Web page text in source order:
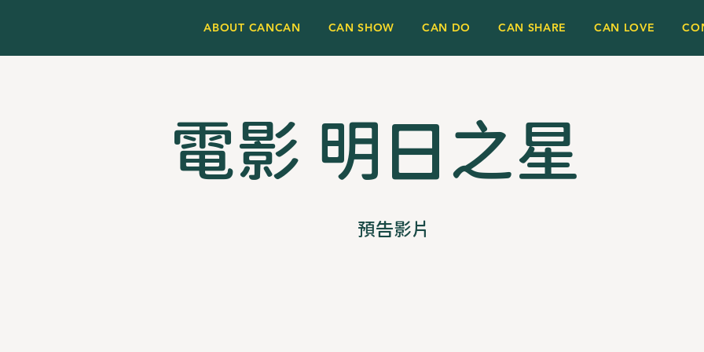
ABOUT CANCAN CAN SHOW CAN DO CAN SHARE CAN LOVE
電影 明日之星
預告影片